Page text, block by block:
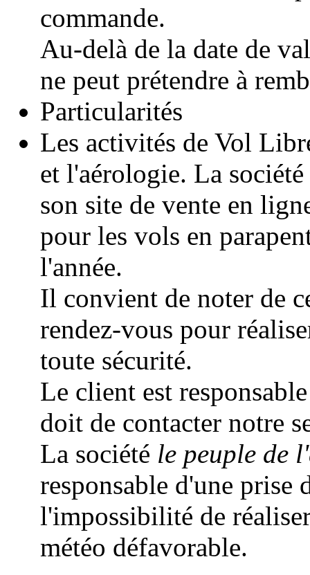
commande.
Au-delà de la date de
ne peut prétendre à
Particularités
Les activités de Vol
et l'aérologie. La société
son site de vente en
pour les vols en
l'année.
Il convient de noter de
rendez-vous pour
toute sécurité.
Le client est
doit de contacter notre
La société le peuple de
responsable d'une prise
l'impossibilité de
météo défavorable.